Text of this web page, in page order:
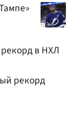
в НХЛ
рекорд